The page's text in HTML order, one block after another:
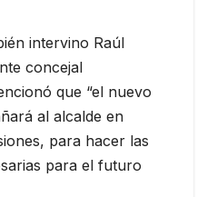
intervino Raúl
concejal
que “el nuevo
al alcalde en
para hacer las
para el futuro